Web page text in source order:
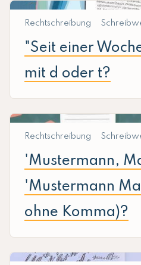
Rechtschreibung
"Seit einer
mit d oder t?
Rechtschreibung
'Mustermann,
'Mustermann
ohne Komma)?